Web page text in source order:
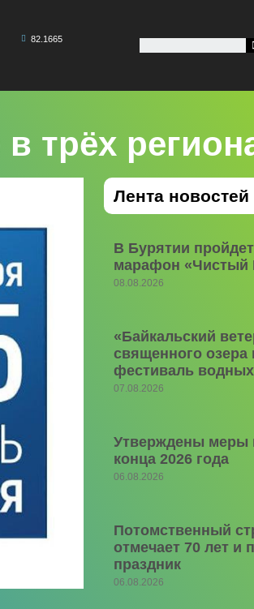
82.1665
трёх
Лента новостей
В Бурятии
марафон «Чистый
08.08.2026
«Байкальский
священного
фестиваль
07.08.2026
Утверждены меры
конца 2026 года
06.08.2026
Потомственный
отмечает 70 лет
праздник
06.08.2026